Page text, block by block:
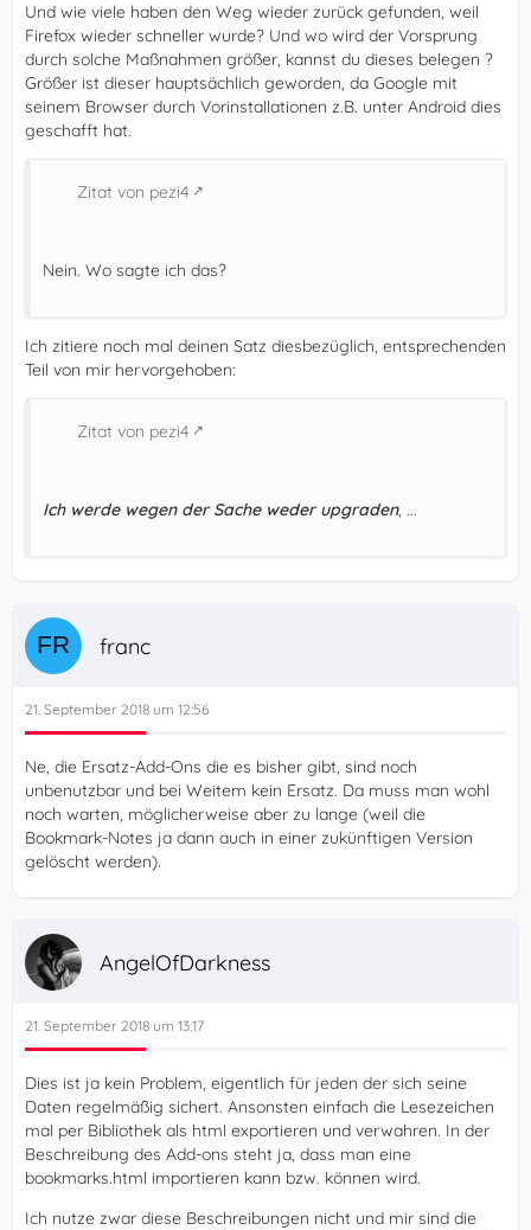
Und wie viele haben den Weg wieder zurück gefunden, weil
Firefox wieder schneller wurde? Und wo wird der Vorsprung
durch solche Maßnahmen größer, kannst du dieses belegen ?
Größer ist dieser hauptsächlich geworden, da Google mit
seinem Browser durch Vorinstallationen z.B. unter Android dies
geschafft hat.
Zitat von pezi4
Nein. Wo sagte ich das?
Ich zitiere noch mal deinen Satz diesbezüglich, entsprechenden
Teil von mir hervorgehoben:
Zitat von pezi4
Ich werde wegen der Sache weder upgraden, ...
franc
21. September 2018 um 12:56
Ne, die Ersatz-Add-Ons die es bisher gibt, sind noch
unbenutzbar und bei Weitem kein Ersatz. Da muss man wohl
noch warten, möglicherweise aber zu lange (weil die
Bookmark-Notes ja dann auch in einer zukünftigen Version
gelöscht werden).
AngelOfDarkness
21. September 2018 um 13:17
Dies ist ja kein Problem, eigentlich für jeden der sich seine
Daten regelmäßig sichert. Ansonsten einfach die Lesezeichen
mal per Bibliothek als html exportieren und verwahren. In der
Beschreibung des Add-ons steht ja, dass man eine
bookmarks.html importieren kann bzw. können wird.
Ich nutze zwar diese Beschreibungen nicht und mir sind die